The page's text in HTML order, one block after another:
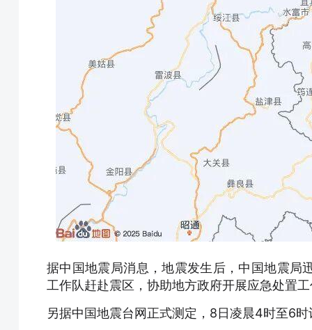
据中国地震局消息，地震发生后，中国地震局
工作队赶赴震区，协助地方政府开展应急处置
另据中国地震台网正式测定，8日凌晨4时至6